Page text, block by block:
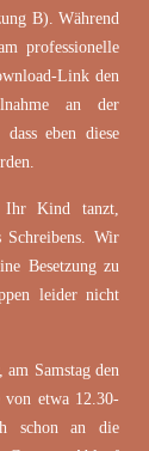
B). Während
professionelle
Link den
an der
eben diese
Ihr Kind tanzt,
Schreibens. Wir
Besetzung zu
leider nicht
Samstag den
von etwa 12.30-
schon an die